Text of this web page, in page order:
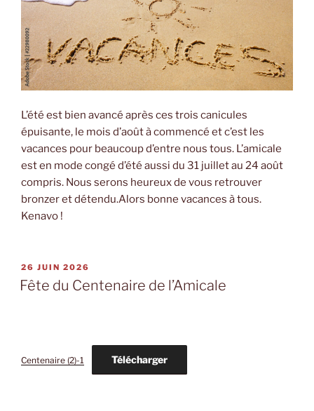
L’été est bien avancé après ces trois canicules
épuisante, le mois d’août à commencé et c’est les
vacances pour beaucoup d’entre nous tous. L’amicale
est en mode congé d’été aussi du 31 juillet au 24 août
compris. Nous serons heureux de vous retrouver
bronzer et détendu.Alors bonne vacances à tous.
Kenavo !
PUBLIÉ
LE
26 JUIN 2026
Fête du Centenaire de l’Amicale
Centenaire (2)-1 Télécharger